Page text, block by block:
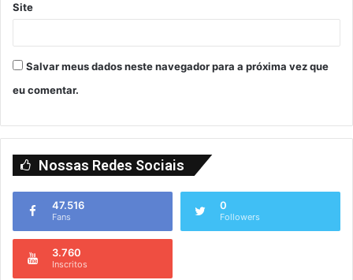
Site
Salvar meus dados neste navegador para a próxima vez que
eu comentar.
Nossas Redes Sociais
47.516
Fans
0
Followers
3.760
Inscritos